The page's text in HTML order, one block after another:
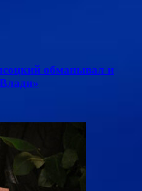
обманывал и